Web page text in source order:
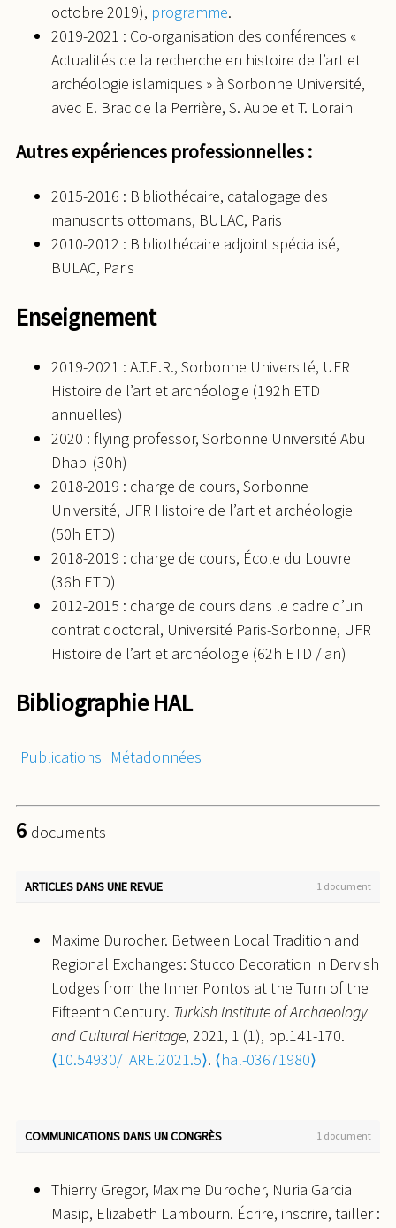
octobre 2019), programme.
2019-2021 : Co-organisation des conférences «
Actualités de la recherche en histoire de l’art et
archéologie islamiques » à Sorbonne Université,
avec E. Brac de la Perrière, S. Aube et T. Lorain
Autres expériences professionnelles :
2015-2016 : Bibliothécaire, catalogage des
manuscrits ottomans, BULAC, Paris
2010-2012 : Bibliothécaire adjoint spécialisé,
BULAC, Paris
Enseignement
2019-2021 : A.T.E.R., Sorbonne Université, UFR
Histoire de l’art et archéologie (192h ETD
annuelles)
2020 : flying professor, Sorbonne Université Abu
Dhabi (30h)
2018-2019 : charge de cours, Sorbonne
Université, UFR Histoire de l’art et archéologie
(50h ETD)
2018-2019 : charge de cours, École du Louvre
(36h ETD)
2012-2015 : charge de cours dans le cadre d’un
contrat doctoral, Université Paris-Sorbonne, UFR
Histoire de l’art et archéologie (62h ETD / an)
Bibliographie HAL
Publications Métadonnées
6 documents
ARTICLES DANS UNE REVUE 1 document
Maxime Durocher. Between Local Tradition and
Regional Exchanges: Stucco Decoration in Dervish
Lodges from the Inner Pontos at the Turn of the
Fifteenth Century. Turkish Institute of Archaeology
and Cultural Heritage, 2021, 1 (1), pp.141-170.
⟨10.54930/TARE.2021.5⟩. ⟨hal-03671980⟩
COMMUNICATIONS DANS UN CONGRÈS 1 document
Thierry Gregor, Maxime Durocher, Nuria Garcia
Masip, Elizabeth Lambourn. Écrire, inscrire, tailler :